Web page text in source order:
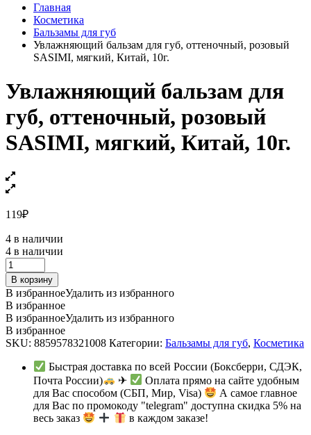
Главная
Косметика
Бальзамы для губ
Увлажняющий бальзам для губ, оттеночный, розовый
SASIMI, мягкий, Китай, 10г.
Увлажняющий бальзам для
губ, оттеночный, розовый
SASIMI, мягкий, Китай, 10г.
119₽
4 в наличии
4 в наличии
Увлажняющий
бальзам
для
губ,
оттеночный,
розовый
SASIMI,
мягкий,
Китай,
quantity
В корзину
В избранноеУдалить из избранного
В избранное
В избранноеУдалить из избранного
В избранное
SKU: 8859578321008 Категории: Бальзамы для губ, Косметика
Быстрая доставка по всей России (Боксберри, СДЭК,
Почта России)
✈
Оплата прямо на сайте удобным
для Вас способом (СБП, Мир, Visa)
А самое главное
для Вас по промокоду "telegram" доступна скидка 5% на
весь заказ
в каждом заказе!